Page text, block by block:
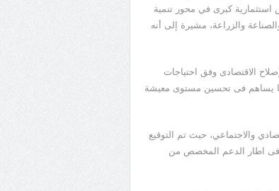
كبرى في محور تنمية
والزراعة، مشيرة إلى أنه
الاقتصادى وفق احتياجات
يساهم فى تحسين مستوى معيشة
والاجتماعي، حيث تم التوقيع
لدعم البرنامج بقيمة 250 مليون دولار، فى اطار الدعم المخصص من